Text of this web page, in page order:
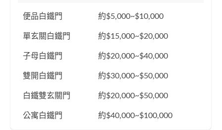
便品白鐵門 約$5,000~$10,000
單玄關白鐵門 約$15,000~$20,000
子母白鐵門 約$20,000~$40,000
雙開白鐵門 約$30,000~$50,000
白鐵雙玄關門 約$20,000~$50,000
公寓白鐵門 約$40,000~$100,000